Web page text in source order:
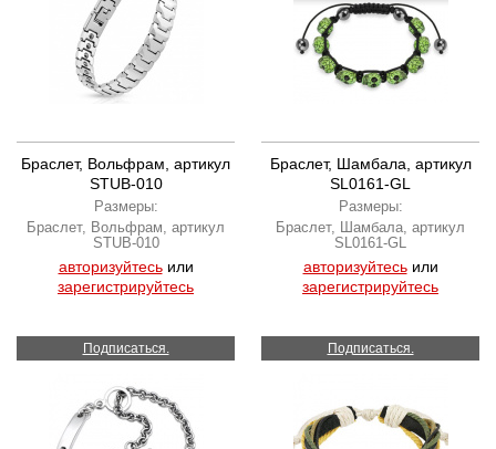
Браслет, Вольфрам, артикул
STUB-010
Размеры:
Браслет, Вольфрам, артикул
STUB-010
авторизуйтесьили
зарегистрируйтесь
Браслет, Шамбала, артикул
SL0161-GL
Размеры:
Браслет, Шамбала, артикул
SL0161-GL
авторизуйтесьили
зарегистрируйтесь
Подписаться. Подписаться.